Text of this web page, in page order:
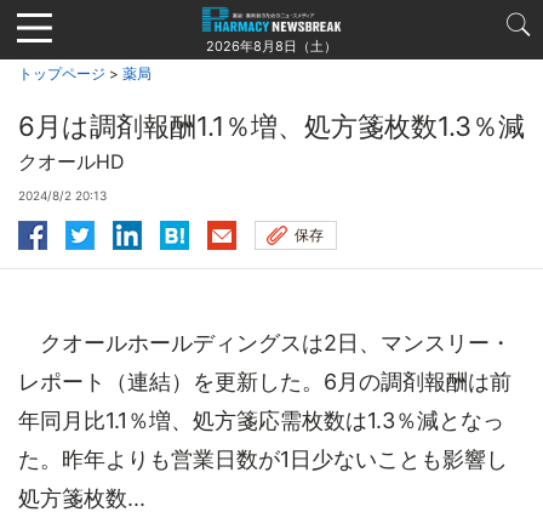
Jump
to
navigation
2026年8月8日（土）
トップページ > 薬局
6月は調剤報酬1.1％増、処方箋枚数1.3％減
クオールHD
2024/8/2 20:13
保存
クオールホールディングスは2日、マンスリー・
レポート（連結）を更新した。6月の調剤報酬は前
年同月比1.1％増、処方箋応需枚数は1.3％減となっ
た。昨年よりも営業日数が1日少ないことも影響し
処方箋枚数...